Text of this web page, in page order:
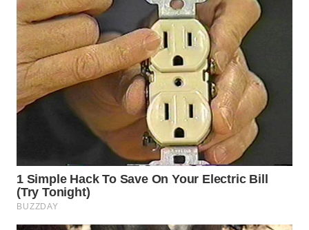
WN
INDRAMAYU
WN
KUNINGAN
WN
SUBANG